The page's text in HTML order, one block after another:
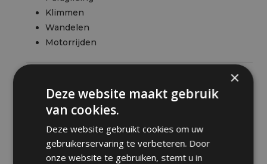
Klimmen
Wandelen
Motorrijden
Fietsen
Wandelen
×
Deze website maakt gebruik
van cookies.
Deze website gebruikt cookies om uw
gebruikerservaring te verbeteren. Door
onze website te gebruiken, stemt u in